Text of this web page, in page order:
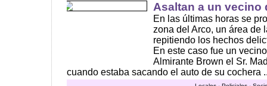
Asaltan a un vecino
En las últimas horas se
zona del Arco, un área de
repitiendo los hechos
En este caso fue un
Almirante Brown el Sr.
cuando estaba sacando el auto de su cochera